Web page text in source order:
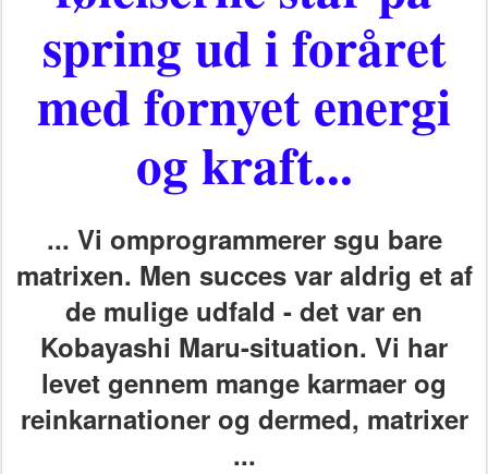
spring ud i foråret
med fornyet energi
og kraft...
... Vi omprogrammerer sgu bare
matrixen. Men succes var aldrig et af
de mulige udfald - det var en
Kobayashi Maru-situation. Vi har
levet gennem mange karmaer og
reinkarnationer og dermed, matrixer
...